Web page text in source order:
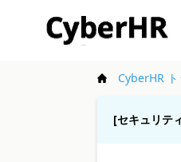
CyberHR
CyberHR
[セキュリテ